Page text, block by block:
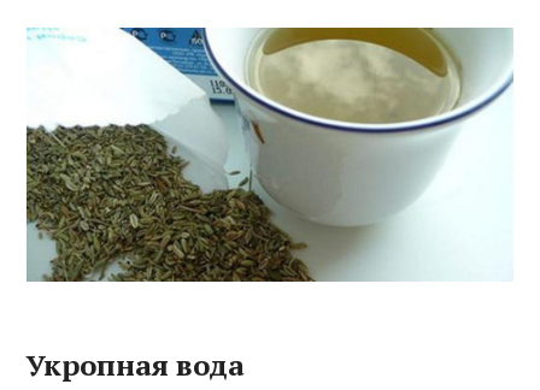
Укpoпнaя вoдa